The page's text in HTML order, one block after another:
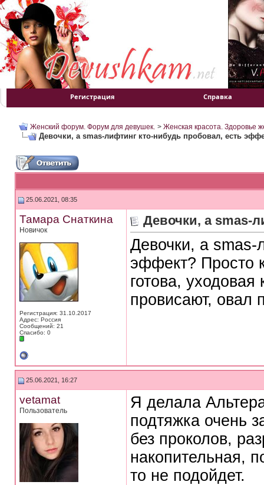
Регистрация Справка
Женский форум. Форум для девушек. > Женская красота. Здоровье
Девочки, а smas-лифтинг кто-нибудь пробовал, есть
25.06.2021, 08:35
Тамара Снаткина
Новичок
Регистрация: 31.10.2017
Адрес: Россия
Сообщений: 21
Спасибо: 0
Девочки, а smas-
Девочки, а smas-
эффект? Просто
готова,
провисают, овал
25.06.2021, 16:27
vetamat
Пользователь
Я делала
подтяжка очень
без проколов,
накопительная,
то не подойдет.